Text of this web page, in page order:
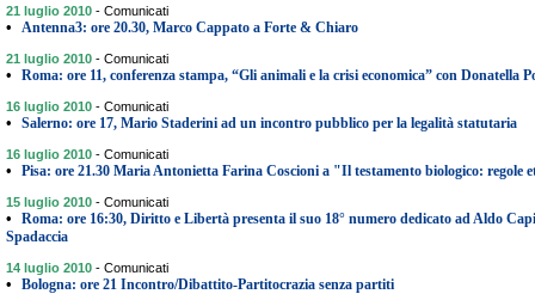
21 luglio 2010 - Comunicati
• Antenna3: ore 20.30, Marco Cappato a Forte & Chiaro
21 luglio 2010 - Comunicati
• Roma: ore 11, conferenza stampa, “Gli animali e la crisi economica” con Donatella
16 luglio 2010 - Comunicati
• Salerno: ore 17, Mario Staderini ad un incontro pubblico per la legalità statutaria
16 luglio 2010 - Comunicati
• Pisa: ore 21.30 Maria Antonietta Farina Coscioni a "Il testamento biologico: regole
15 luglio 2010 - Comunicati
•
Roma: ore 16:30, Diritto e Libertà presenta il suo 18° numero dedicato ad Aldo
Spadaccia
14 luglio 2010 - Comunicati
• Bologna: ore 21 Incontro/Dibattito-Partitocrazia senza partiti